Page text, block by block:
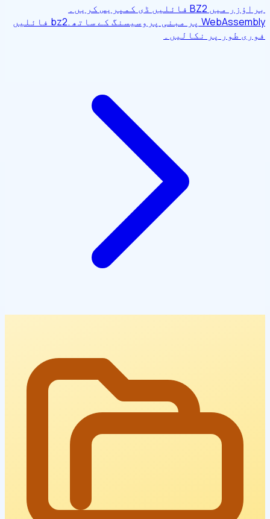
براؤزر میں BZ2 فائلیں ڈی کمپریس کریں۔
WebAssembly پر مبنی پروسیسنگ کے ساتھ .bz2 فائلیں
فوری طور پر نکالیں۔